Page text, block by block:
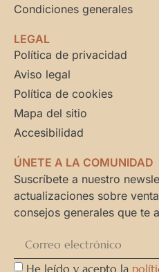
Condiciones generales
LEGAL
Política de privacidad
Aviso legal
Política de cookies
Mapa del sitio
Accesibilidad
ÚNETE A LA COMUNIDAD
Suscríbete a nuestro
actualizaciones sobre
consejos generales que te
He leído y acepto la